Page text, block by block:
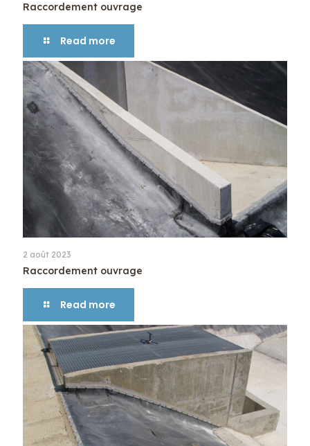
Raccordement ouvrage
Read more
2 août 2023
Raccordement ouvrage
Read more